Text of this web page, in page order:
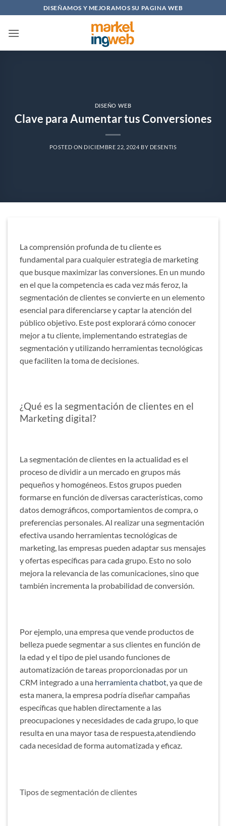
al
contenido
DISEÑAMOS Y MEJORAMOS SU PAGINA WEB
DISEÑO WEB
Clave para Aumentar tus Conversiones
POSTED ON DICIEMBRE 22, 2024 BY DESENTIS
La comprensión profunda de tu cliente es
fundamental para cualquier estrategia de marketing
que busque maximizar las conversiones. En un mundo
en el que la competencia es cada vez más feroz, la
segmentación de clientes se convierte en un elemento
esencial para diferenciarse y captar la atención del
público objetivo. Este post explorará cómo conocer
mejor a tu cliente, implementando estrategias de
segmentación y utilizando herramientas tecnológicas
que faciliten la toma de decisiones.
¿Qué es la segmentación de clientes en el
Marketing digital?
La segmentación de clientes en la actualidad es el
proceso de dividir a un mercado en grupos más
pequeños y homogéneos. Estos grupos pueden
formarse en función de diversas características, como
datos demográficos, comportamientos de compra, o
preferencias personales. Al realizar una segmentación
efectiva usando herramientas tecnológicas de
marketing, las empresas pueden adaptar sus mensajes
y ofertas específicas para cada grupo. Esto no solo
mejora la relevancia de las comunicaciones, sino que
también incrementa la probabilidad de conversión.
Por ejemplo, una empresa que vende productos de
belleza puede segmentar a sus clientes en función de
la edad y el tipo de piel usando funciones de
automatización de tareas proporcionadas por un
CRM integrado a una herramienta chatbot, ya que de
esta manera, la empresa podría diseñar campañas
específicas que hablen directamente a las
preocupaciones y necesidades de cada grupo, lo que
resulta en una mayor tasa de respuesta,atendiendo
cada necesidad de forma automatizada y eficaz.
Tipos de segmentación de clientes